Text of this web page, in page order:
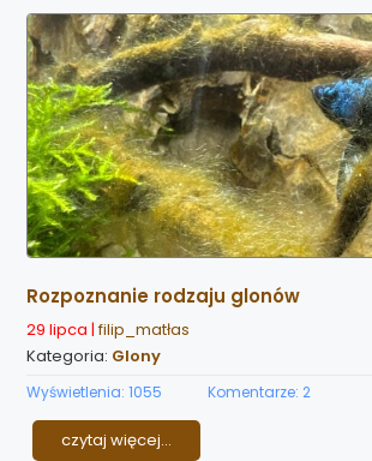
Rozpoznanie rodzaju glonów
29 lipca |filip_matłas
Kategoria: Glony
Wyświetlenia: 1055 Komentarze: 2
czytaj więcej...